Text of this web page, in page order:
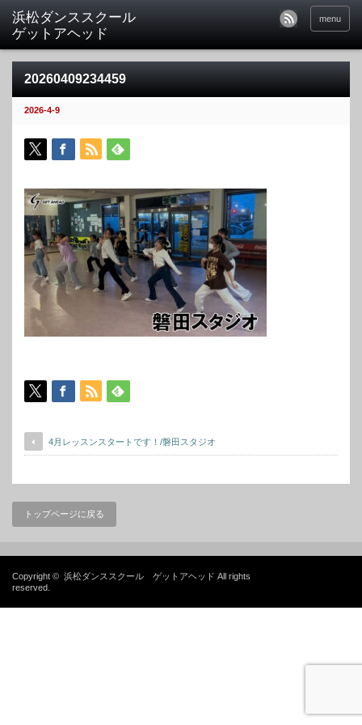
menu
20260409234459
2026-4-9
4月レッスンスタートです！/磐田スタジオ
トップページに戻る
Copyright © 浜松ダンススクール ゲットアヘッド All rights
reserved.